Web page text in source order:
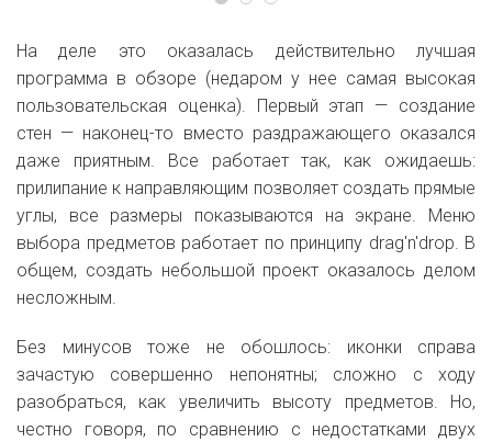
На деле это оказалась действительно лучшая
программа в обзоре (недаром у нее самая высокая
пользовательская оценка). Первый этап — создание
стен — наконец-то вместо раздражающего оказался
даже приятным. Все работает так, как ожидаешь:
прилипание к направляющим позволяет создать прямые
углы, все размеры показываются на экране. Меню
выбора предметов работает по принципу drag'n'drop. В
общем, создать небольшой проект оказалось делом
несложным.
Без минусов тоже не обошлось: иконки справа
зачастую совершенно непонятны; сложно с ходу
разобраться, как увеличить высоту предметов. Но,
честно говоря, по сравнению с недостатками двух